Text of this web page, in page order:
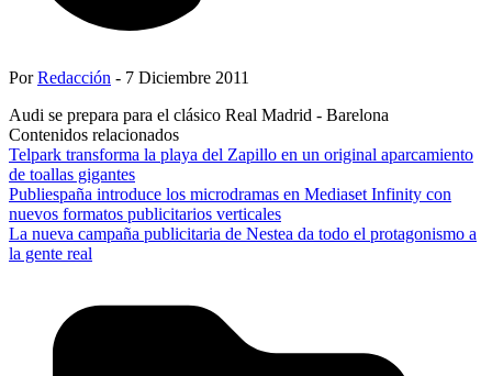
PorRedacción - 7 Diciembre 2011
Audi se prepara para el clásico Real Madrid - Barelona
Contenidos relacionados
Telpark transforma la playa del Zapillo en un original aparcamiento
de toallas gigantes
Publiespaña introduce los microdramas en Mediaset Infinity con
nuevos formatos publicitarios verticales
La nueva campaña publicitaria de Nestea da todo el protagonismo a
la gente real